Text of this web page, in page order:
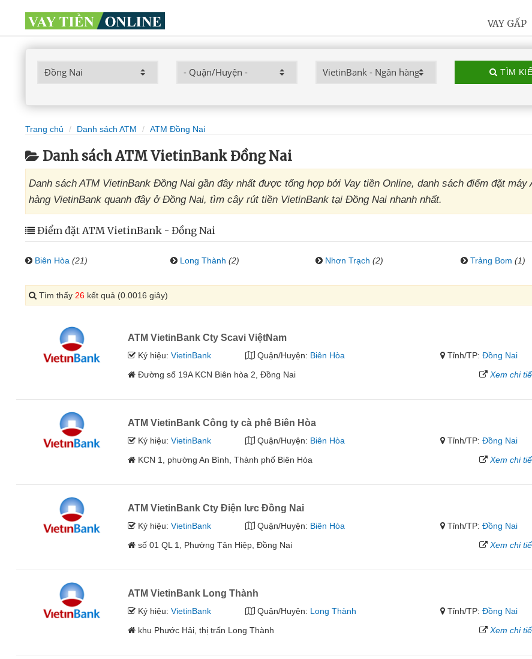
TÌM
Trang chủ Danh sách ATM ATM Đồng Nai
Danh sách ATM VietinBank Đồng Nai
Danh sách ATM VietinBank Đồng Nai gần đây nhất được tổng hợp bởi Vay tiền Online, danh sách điểm đặt máy
hàng VietinBank quanh đây ở Đồng Nai, tìm cây rút tiền VietinBank tại Đồng Nai nhanh nhất.
Điểm đặt ATM VietinBank - Đồng Nai
Biên Hòa (21) Long Thành (2) Nhơn Trạch (2) Trảng Bom (1)
Tìm thấy 26 kết quả (0.0016 giây)
ATM VietinBank Cty Scavi ViệtNam
Ký hiệu:VietinBank Quận/Huyện: Biên Hòa Tỉnh/TP:Đồng Nai
Đường số 19A KCN Biên hòa 2, Đồng Nai
Xem chi
ATM VietinBank Công ty cà phê Biên Hòa
Ký hiệu:VietinBank Quận/Huyện: Biên Hòa Tỉnh/TP:Đồng Nai
KCN 1, phường An Bình, Thành phố Biên Hòa
Xem chi
ATM VietinBank Cty Điện lưc Đồng Nai
Ký hiệu:VietinBank Quận/Huyện: Biên Hòa Tỉnh/TP:Đồng Nai
số 01 QL 1, Phường Tân Hiệp, Đồng Nai
Xem chi
ATM VietinBank Long Thành
Ký hiệu:VietinBank Quận/Huyện: Long Thành Tỉnh/TP:Đồng Nai
khu Phước Hải, thị trấn Long Thành
Xem chi
VAY GẤP